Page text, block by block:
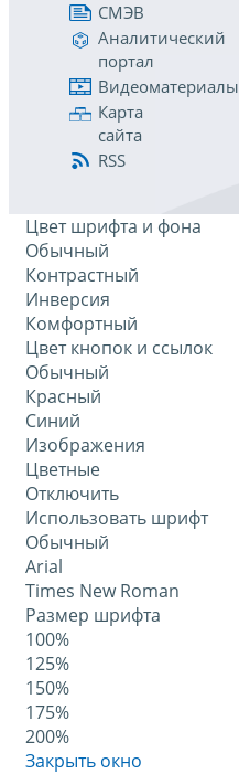
СМЭВ
Аналитический
портал
Видеоматериалы
Карта
сайта
RSS
Цвет шрифта и фона
Обычный
Контрастный
Инверсия
Комфортный
Цвет кнопок и ссылок
Обычный
Красный
Синий
Изображения
Цветные
Отключить
Использовать шрифт
Обычный
Arial
Times New Roman
Размер шрифта
100%
125%
150%
175%
200%
Закрыть окно